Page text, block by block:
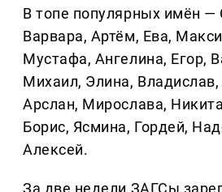
В топе популярных имён
Варвара, Артём, Ева,
Мустафа, Ангелина, Егор,
Михаил, Элина,
Арслан, Мирослава,
Борис, Ясмина, Гордей,
Алексей.